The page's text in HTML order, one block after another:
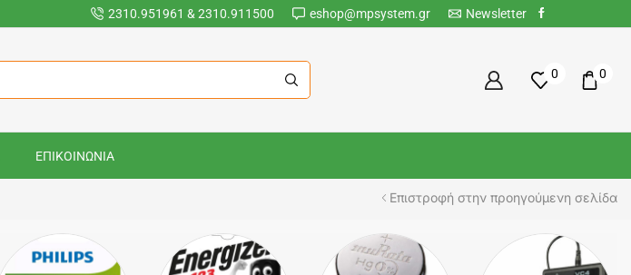
2310.951961 & 2310.911500 eshop@mpsystem.gr Newsletter
0 0
ΕΠΙΚΟΙΝΩΝΙΑ
Επιστροφή στην προηγούμενη σελίδα